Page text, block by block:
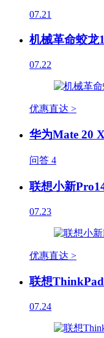
07.21
机械革命蛟龙
07.22
优惠直达 >
华为Mate 20
问答 4
联想小新
07.23
优惠直达 >
联想
07.24